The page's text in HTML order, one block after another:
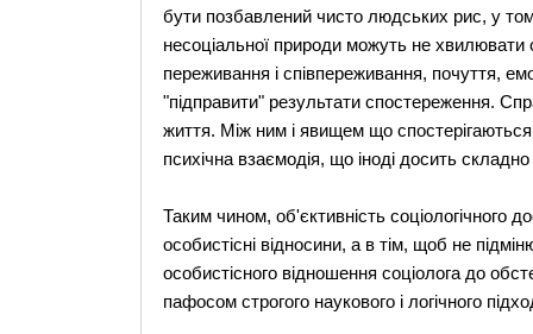
бути позбавлений чисто людських рис, у
несоціальної природи можуть не
переживання і співпереживання, почуття,
"підправити" результати спостереження.
життя. Між ним і явищем що спостерігаються
психічна взаємодія, що іноді досить
Таким чином, об'єктивність соціологічного
особистісні відносини, а в тім, щоб не
особистісного відношення соціолога до
пафосом строгого наукового і логічного